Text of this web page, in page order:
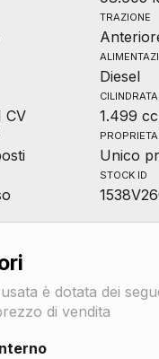
TRAZIONE
Diesel
CV
CILINDRATA
1.499 cc
Unico
STOCK ID
è dotata dei
di vendita